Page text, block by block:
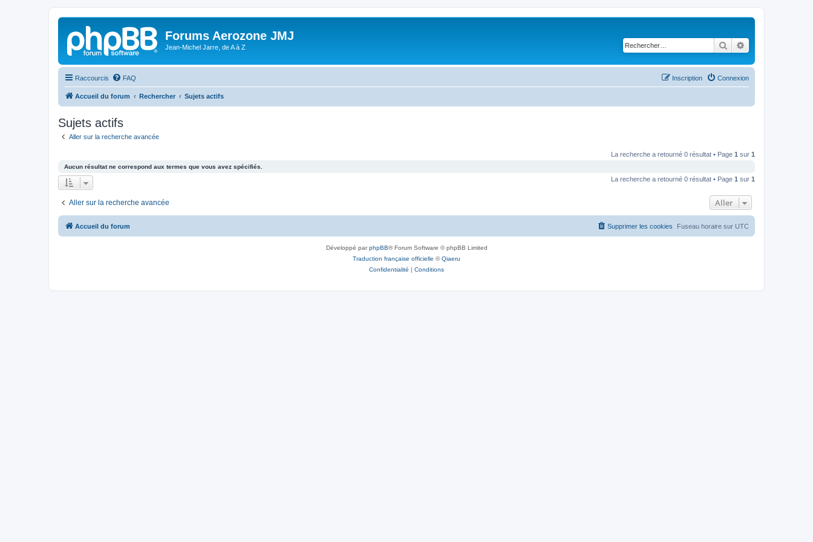
Forums Aerozone JMJ
Jean-Michel Jarre, de A à Z Rechercher
Raccourcis FAQ Connexion
Inscription
Accueil du forum Rechercher Sujets actifs
Sujets actifs
Aller sur la recherche avancée
La recherche a retourné 0 résultat • Page 1 sur 1
Aucun résultat ne correspond aux termes que vous avez spécifiés.
La recherche a retourné 0 résultat • Page 1 sur 1
Aller sur la recherche avancée Aller
Accueil du forum Fuseau horaire sur UTC
Supprimer les cookies
Développé parphpBB® Forum Software © phpBB Limited
Traduction française officielle ©Qiaeru
Confidentialité | Conditions